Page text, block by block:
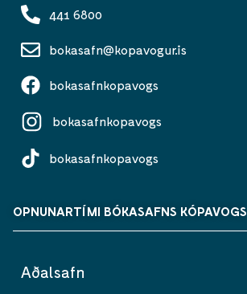
441 6800
bokasafn@kopavogur.is
bokasafnkopavogs
bokasafnkopavogs
bokasafnkopavogs
OPNUNARTÍMI BÓKASAFNS KÓPAVOGS
Aðalsafn